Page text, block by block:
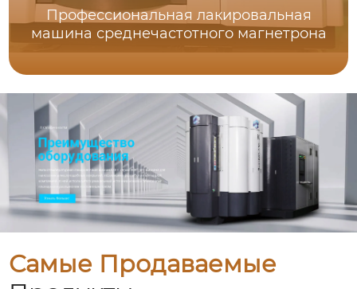
Профессиональная лакировальная
машина среднечастотного магнетрона
Самые Продаваемые